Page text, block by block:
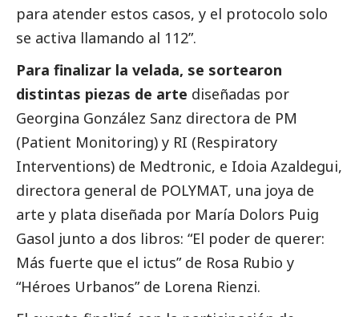
para atender estos casos, y el protocolo solo
se activa llamando al 112”.
Para finalizar la velada, se sortearon
distintas piezas de arte diseñadas por
Georgina González Sanz directora de PM
(Patient Monitoring) y RI (Respiratory
Interventions) de Medtronic, e Idoia Azaldegui,
directora general de POLYMAT, una joya de
arte y plata diseñada por María Dolors Puig
Gasol junto a dos libros: “El poder de querer:
Más fuerte que el ictus” de Rosa Rubio y
“Héroes Urbanos” de Lorena Rienzi.